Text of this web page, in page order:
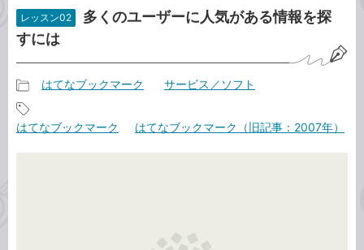
ト
レッスン02
多くのユーザーに人気がある情報を探
すには
カ
テ
はてなブックマーク サービス／ソフト
記
はてなブックマーク はてなブックマーク（旧記事：2007年）